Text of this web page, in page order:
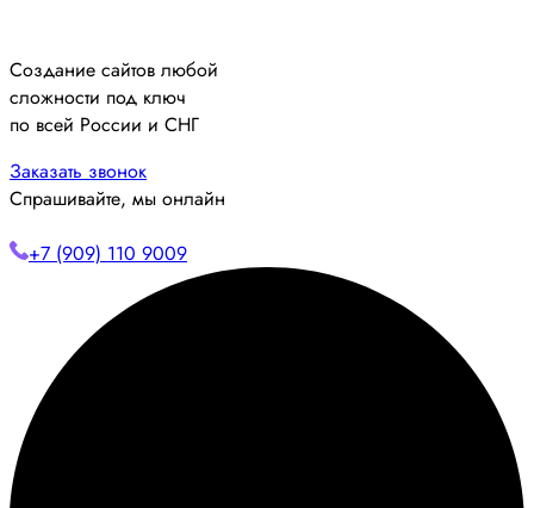
Создание сайтов любой
сложности под ключ
по всей России и СНГ
Заказать звонок
Спрашивайте, мы онлайн
+7 (909) 110 9009